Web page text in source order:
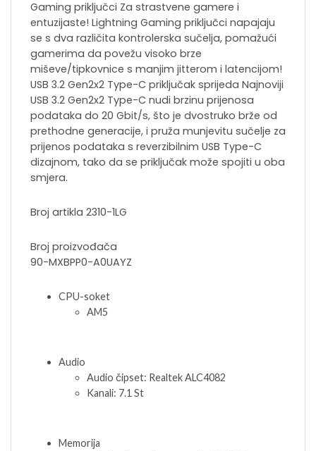
Gaming priključci Za strastvene gamere i
entuzijaste! Lightning Gaming priključci napajaju
se s dva različita kontrolerska sučelja, pomažući
gamerima da povežu visoko brze
miševe/tipkovnice s manjim jitterom i latencijom!
USB 3.2 Gen2x2 Type-C priključak sprijeda Najnoviji
USB 3.2 Gen2x2 Type-C nudi brzinu prijenosa
podataka do 20 Gbit/s, što je dvostruko brže od
prethodne generacije, i pruža munjevitu sučelje za
prijenos podataka s reverzibilnim USB Type-C
dizajnom, tako da se priključak može spojiti u oba
smjera.
Broj artikla 2310-1LG
Broj proizvođača
90-MXBPP0-A0UAYZ
CPU-soket
AM5
Audio
Audio čipset: Realtek ALC4082
Kanali: 7.1 St
Memorija